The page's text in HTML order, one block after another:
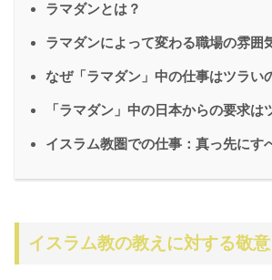
ラマダンとは？
ラマダンによって変わる職場の雰囲
なぜ「ラマダン」中の仕事はツラい
「ラマダン」中の日本からの要求は
イスラム教圏での仕事：真っ先にす
イスラム教の教えに対する敬意